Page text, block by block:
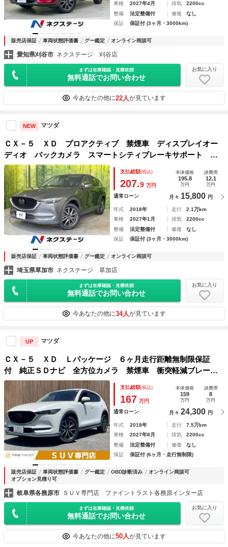
車検
2027年4月 排気
2200cc
整備
法定整備付 修復
なし
保証
保証付 (3ヶ月・3000km)
販売店保証 車両状態評価書 グー鑑定 オンライン商談可
愛知県刈谷市 ネクステージ 刈谷店
まずは在庫確認・見積依頼
無料通話でお問い合わせ
お気に入り
今あなたの他に22人が見ています
NEW マツダ
ＣＸ－５ ＸＤ プロアクティブ 禁煙車 ディスプレイオー
ディオ バックカメラ スマートシティブレーキサポート Ｂ
ＳＭ アダプティブクルーズ スマートキー ＬＥＤヘッド
ビルトインＥＴＣ 純正１９インチＡＷ フルセグＴＶ ＣＤ
／ＤＶＤ
支払総額(税込)
207.9 万円
本体価格
195.8
万円
諸費用
12.1
万円
通常ローン 月々 15,800 円
年式 2018年 走行
2.1万km
車検
2027年1月 排気
2200cc
整備
法定整備付 修復
なし
保証
保証付 (3ヶ月・3000km)
販売店保証 車両状態評価書 グー鑑定 オンライン商談可
埼玉県草加市 ネクステージ 草加店
まずは在庫確認・見積依頼
無料通話でお問い合わせ
お気に入り
今あなたの他に34人が見ています
UP マツダ
ＣＸ－５ ＸＤ Ｌパッケージ ６ヶ月走行距離無制限保証
付 純正ＳＤナビ 全方位カメラ 禁煙車 衝突軽減ブレー
キ クリアランスソナー フルセグＴＶ フリップダウンモニ
ター ＢＯＳＥサウンド 本革シート レーダークルーズコン
トロール
支払総額(税込)
167 万円
本体価格
159
万円
諸費用
8
万円
通常ローン 月々 24,300 円
年式 2018年 走行
7.5万km
車検
2027年8月 排気
2200cc
整備
法定整備付 修復
なし
保証
保証付 (6ヶ月・走行無制限)
販売店保証 車両状態評価書 グー鑑定 OBD診断済み
オンライン商談可
オプション見積り可
岐阜県各務原市 ＳＵＶ専門店 ファイントラスト各務原インター店
まずは在庫確認・見積依頼
無料通話でお問い合わせ
お気に入り
今あなたの他に50人が見ています